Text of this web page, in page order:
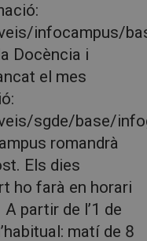
infocampus/
Docència i
el mes
sgde/base/
romandrà
Els dies
ho farà en horari
partir de l’1 de
matí de 8